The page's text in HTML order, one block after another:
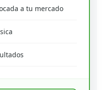
a tu mercado